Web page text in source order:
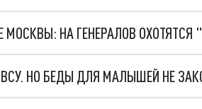
МОСКВЫ: НА ГЕНЕРАЛОВ
НО БЕДЫ ДЛЯ МАЛЫШЕЙ НЕ